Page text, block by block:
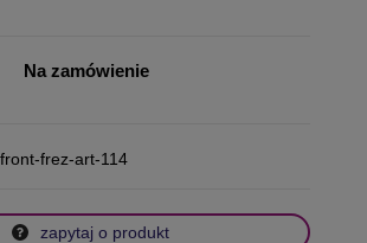
Na zamówienie
front-frez-art-114
zapytaj o produkt